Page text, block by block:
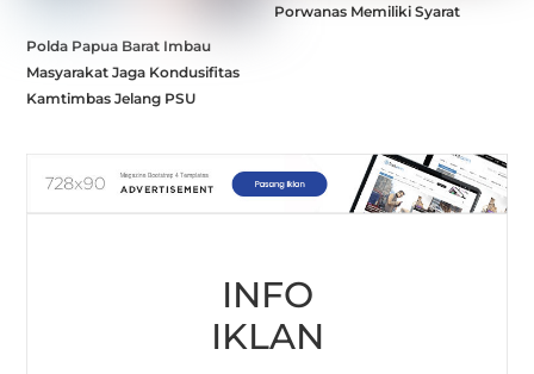
Polda Papua Barat Imbau
Masyarakat Jaga Kondusifitas
Kamtimbas Jelang PSU
Porwanas Memiliki Syarat
INFO
IKLAN